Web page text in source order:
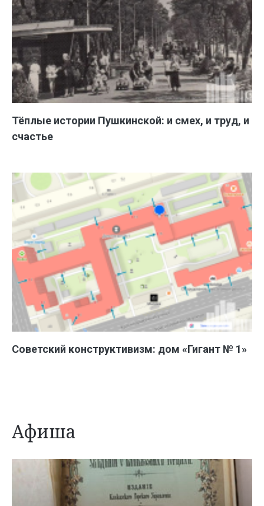
Тёплые истории Пушкинской: и смех, и труд, и
счастье
Советский конструктивизм: дом «Гигант № 1»
Афиша